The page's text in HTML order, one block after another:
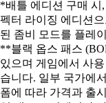
*배틀 에디션 구매 시
펙터 라이징 에디션
된 좀비 모드를 플레
**블랙 옵스 패스
있으며 게임에서 사
습니다. 일부 국가에
폼에 따라 가격과 출